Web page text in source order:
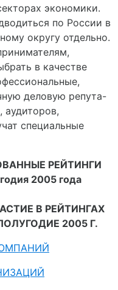
экономики.
по России в
округу отдельно.
в качестве
деловую репута-
аудиторов,
специальные
РЕЙТИНГИ
2005 года
В РЕЙТИНГАХ
2005 Г.